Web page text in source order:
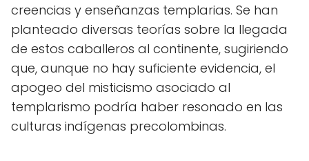
creencias y enseñanzas templarias. Se han
planteado diversas teorías sobre la llegada
de estos caballeros al continente, sugiriendo
que, aunque no hay suficiente evidencia, el
apogeo del misticismo asociado al
templarismo podría haber resonado en las
culturas indígenas precolombinas.